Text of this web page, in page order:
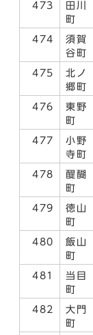
473
田川
町
474
須賀
谷町
475
北ノ
郷町
476
東野
町
477
小野
寺町
478
醍醐
町
479
徳山
町
480
飯山
町
481
当目
町
482
大門
町